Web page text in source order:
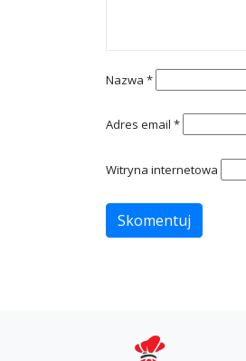
Nazwa *
Adres email *
Witryna internetowa